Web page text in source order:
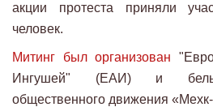
акции протеста приняли
человек.
Митинг был организован
Ингушей" (ЕАИ) и
общественного движения